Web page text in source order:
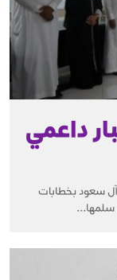
داعمي
سعود بخطابات
سلمها...